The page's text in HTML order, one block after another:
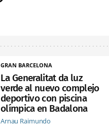
GRAN BARCELONA
La Generalitat da luz
verde al nuevo complejo
deportivo con piscina
olímpica en Badalona
Arnau Raimundo